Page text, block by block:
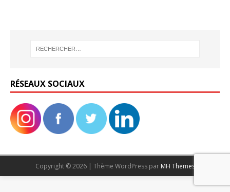
RÉSEAUX SOCIAUX
Copyright © 2026 | Thème WordPress par MH Themes